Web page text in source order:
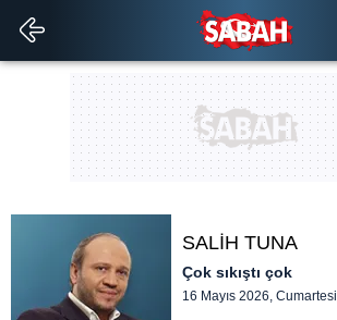
SALİH TUNA
Çok sıkıştı çok
16 Mayıs 2026, Cumartesi